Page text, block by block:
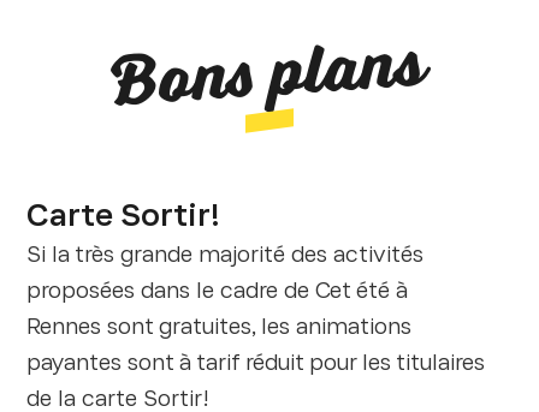
Bons plans
Carte Sortir!
Si la très grande majorité des activités
proposées dans le cadre de Cet été à
Rennes sont gratuites, les animations
payantes sont à tarif réduit pour les titulaires
de la carte Sortir!